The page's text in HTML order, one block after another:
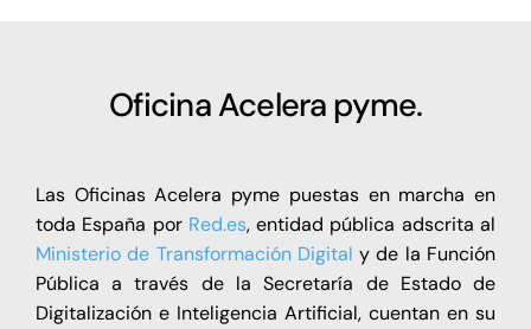
Oficina Acelera pyme.
Las Oficinas Acelera pyme puestas en marcha en
toda España por Red.es, entidad pública adscrita al
Ministerio de Transformación Digital y de la Función
Pública a través de la Secretaría de Estado de
Digitalización e Inteligencia Artificial, cuentan en su